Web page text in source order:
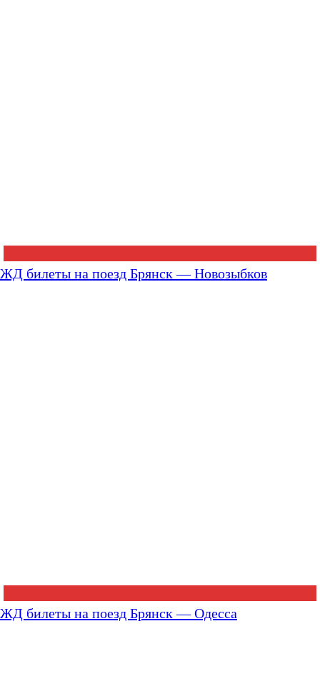
ЖД билеты на поезд Брянск — Новозыбков
ЖД билеты на поезд Брянск — Одесса